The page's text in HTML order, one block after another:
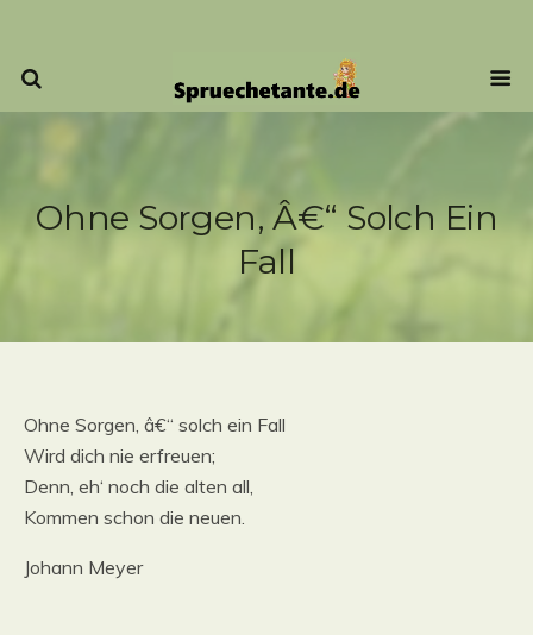
Ohne Sorgen, Â€“ Solch Ein
Fall
Ohne Sorgen, â€“ solch ein Fall
Wird dich nie erfreuen;
Denn, eh‘ noch die alten all,
Kommen schon die neuen.
Johann Meyer